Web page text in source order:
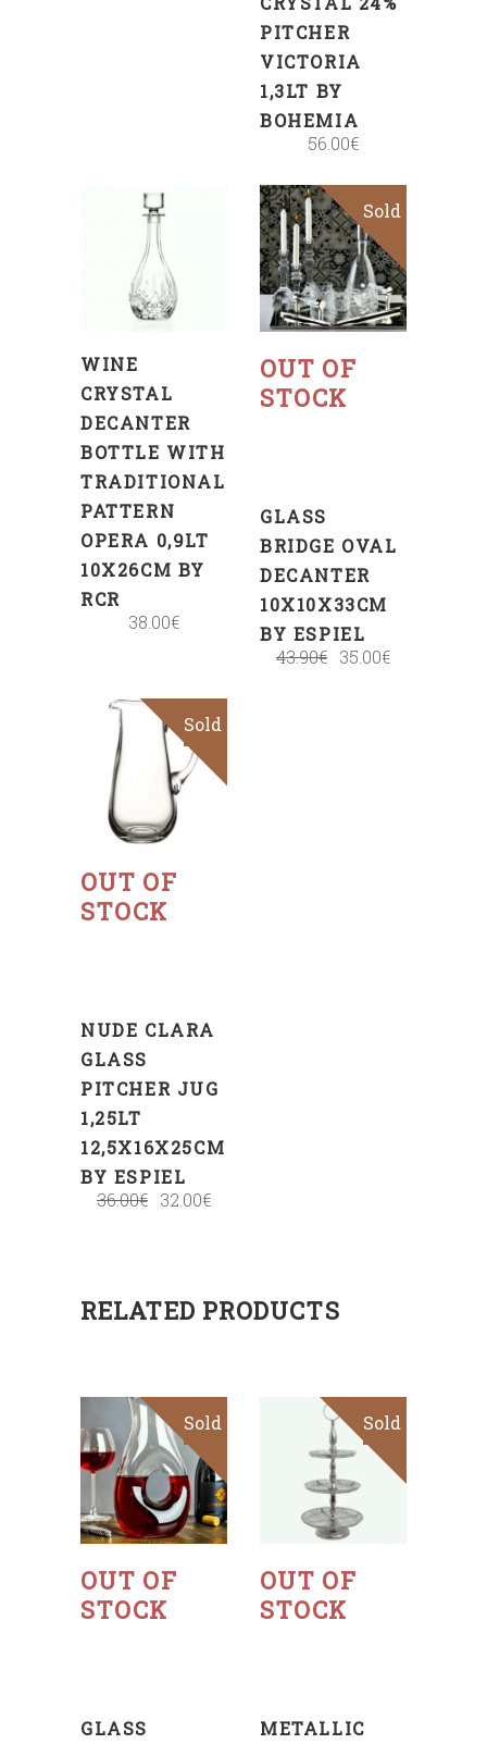
PITCHER
VICTORIA
1,3LT BY
BOHEMIA
56.00€
ADD
TO
CART
WINE
CRYSTAL
DECANTER
BOTTLE WITH
TRADITIONAL
PATTERN
OPERA 0,9LT
10X26CM BY
RCR
38.00€
Sale
OUT OF
STOCK
Sold
Read
GLASS
BRIDGE OVAL
DECANTER
10X10X33CM
BY ESPIEL
43.90€ 35.00€
Sale
OUT OF
STOCK
Sold
Read
NUDE CLARA
GLASS
PITCHER JUG
1,25LT
12,5X16X25CM
BY ESPIEL
36.00€ 32.00€
RELATED PRODUCTS
Sale
OUT OF
STOCK
Sold
Read
GLASS
OUT OF
STOCK
Sold
Read
METALLIC